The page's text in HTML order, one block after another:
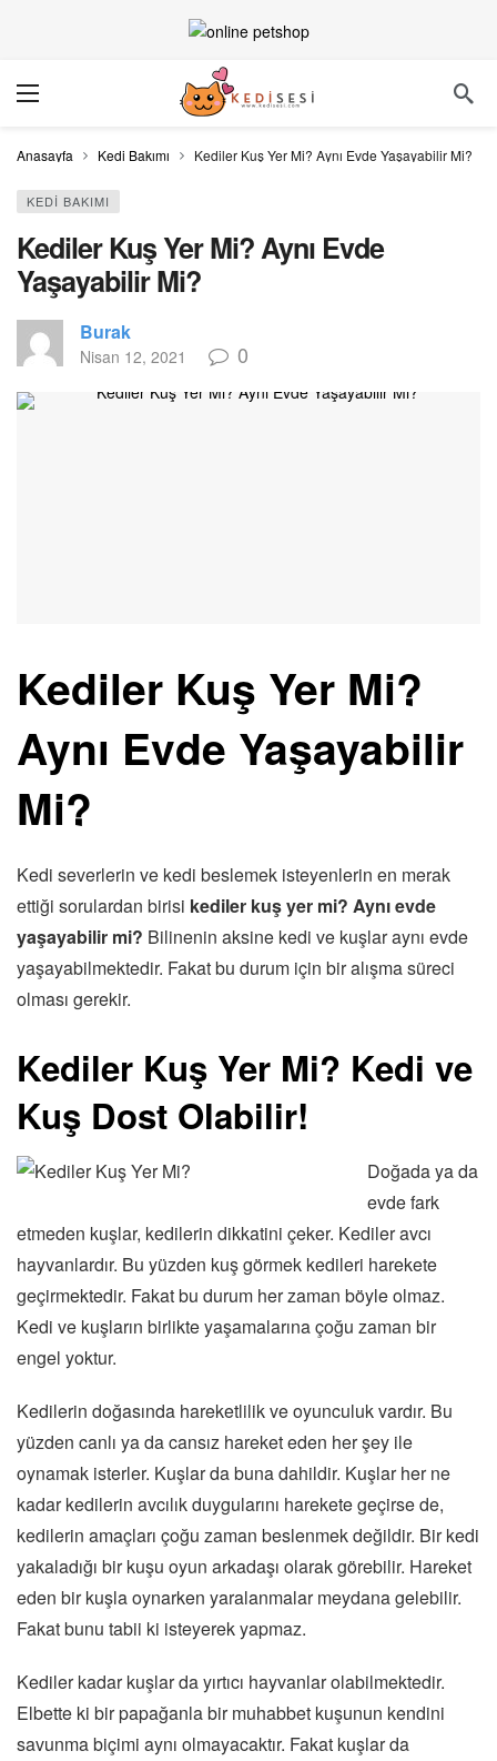
Anasayfa Kedi Bakımı Kediler Kuş Yer Mi? Aynı Evde Yaşayabilir Mi?
KEDI BAKIMI
Kediler Kuş Yer Mi? Aynı Evde
Yaşayabilir Mi?
Burak
Nisan 12, 2021 0
Kediler Kuş Yer Mi?
Aynı Evde Yaşayabilir
Mi?
Kedi severlerin ve kedi beslemek isteyenlerin en merak
ettiği sorulardan birisi kediler kuş yer mi? Aynı evde
yaşayabilir mi? Bilinenin aksine kedi ve kuşlar aynı evde
yaşayabilmektedir. Fakat bu durum için bir alışma süreci
olması gerekir.
Kediler Kuş Yer Mi? Kedi ve
Kuş Dost Olabilir!
Doğada ya da
evde fark
etmeden kuşlar, kedilerin dikkatini çeker. Kediler avcı
hayvanlardır. Bu yüzden kuş görmek kedileri harekete
geçirmektedir. Fakat bu durum her zaman böyle olmaz.
Kedi ve kuşların birlikte yaşamalarına çoğu zaman bir
engel yoktur.
Kedilerin doğasında hareketlilik ve oyunculuk vardır. Bu
yüzden canlı ya da cansız hareket eden her şey ile
oynamak isterler. Kuşlar da buna dahildir. Kuşlar her ne
kadar kedilerin avcılık duygularını harekete geçirse de,
kedilerin amaçları çoğu zaman beslenmek değildir. Bir kedi
yakaladığı bir kuşu oyun arkadaşı olarak görebilir. Hareket
eden bir kuşla oynarken yaralanmalar meydana gelebilir.
Fakat bunu tabii ki isteyerek yapmaz.
Kediler kadar kuşlar da yırtıcı hayvanlar olabilmektedir.
Elbette ki bir papağanla bir muhabbet kuşunun kendini
savunma biçimi aynı olmayacaktır. Fakat kuşlar da